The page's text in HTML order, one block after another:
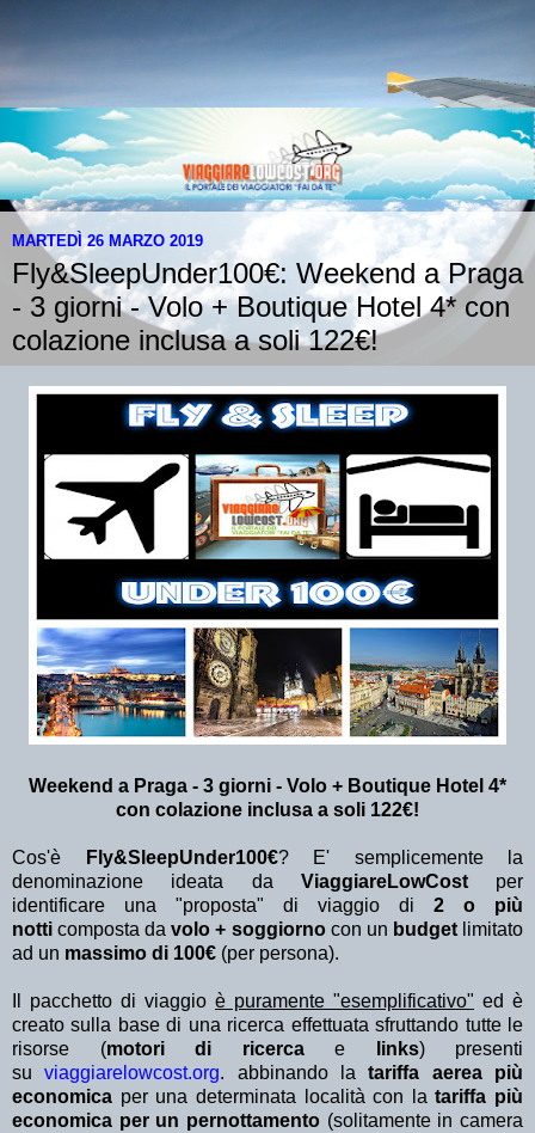
MARTEDÌ 26 MARZO 2019
Fly&SleepUnder100€: Weekend a Praga
- 3 giorni - Volo + Boutique Hotel 4* con
colazione inclusa a soli 122€!
Weekend a Praga - 3 giorni - Volo + Boutique Hotel 4*
con colazione inclusa a soli 122€!
Cos'è Fly&SleepUnder100€? E' semplicemente la
denominazione ideata da ViaggiareLowCost per
identificare una "proposta" di viaggio di 2 o più
notti composta davolo + soggiornocon un budget limitato
ad un massimo di 100€ (per persona).
Il pacchetto di viaggio è puramente "esemplificativo" ed è
creato sulla base di una ricerca effettuata sfruttando tutte le
risorse (motori di ricerca e links) presenti
suviaggiarelowcost.org. abbinando la tariffa aerea più
economica per una determinata località con latariffa più
economica per un pernottamento (solitamente in camera